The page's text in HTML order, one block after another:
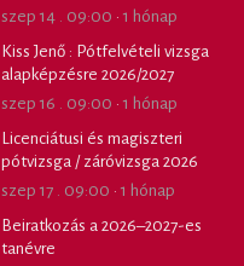
szep 14 . 09:00 · 1 hónap
Kiss Jenő : Pótfelvételi vizsga
alapképzésre 2026/2027
szep 16 . 09:00 · 1 hónap
Licenciátusi és magiszteri
pótvizsga / záróvizsga 2026
szep 17 . 09:00 · 1 hónap
Beiratkozás a 2026–2027-es
tanévre